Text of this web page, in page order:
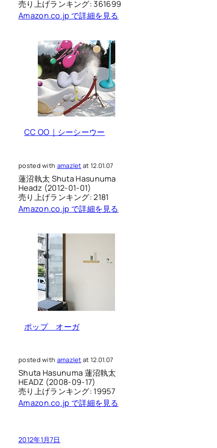
売り上げランキング: 361699
Amazon.co.jp で詳細を見る
CC OO｜シーシーウー
posted with amazlet at 12.01.07
蓮沼執太 Shuta Hasunuma
Headz (2012-01-01)
売り上げランキング: 2181
Amazon.co.jp で詳細を見る
ポップ オーガ
posted with amazlet at 12.01.07
Shuta Hasunuma 蓮沼執太
HEADZ (2008-09-17)
売り上げランキング: 19957
Amazon.co.jp で詳細を見る
2012年1月7日